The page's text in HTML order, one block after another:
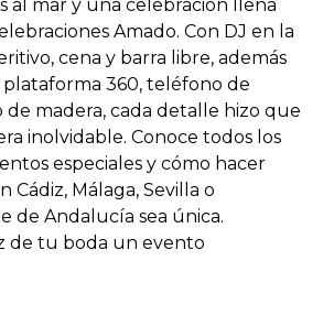
al mar y una celebración llena
Amado. Con DJ en la
cena y barra libre, además
360, teléfono de
de madera, cada detalle hizo que
inolvidable. Conoce todos los
especiales y cómo hacer
Cádiz, Málaga, Sevilla o
de Andalucía sea única.
de tu boda un evento